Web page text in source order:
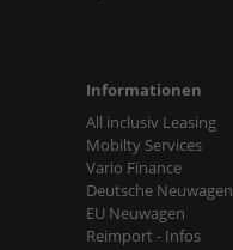
Informationen
All inclusiv Leasing
Mobilty Services
Vario Finance
Deutsche Neuwagen
EU Neuwagen
Reimport - Infos